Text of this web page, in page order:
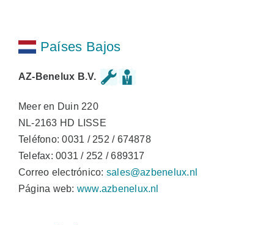
Países Bajos
AZ-Benelux B.V.
Meer en Duin 220
NL-2163 HD LISSE
Teléfono: 0031 / 252 / 674878
Telefax: 0031 / 252 / 689317
Correo electrónico: sales@azbenelux.nl
Página web: www.azbenelux.nl